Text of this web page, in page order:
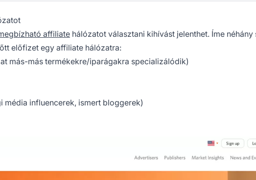
affiliate hálózatot választani kihívást jelenthet. Íme
előfizet egy affiliate hálózatra:
más-más termékekre/iparágakra specializálódik)
média influencerek, ismert bloggerek)